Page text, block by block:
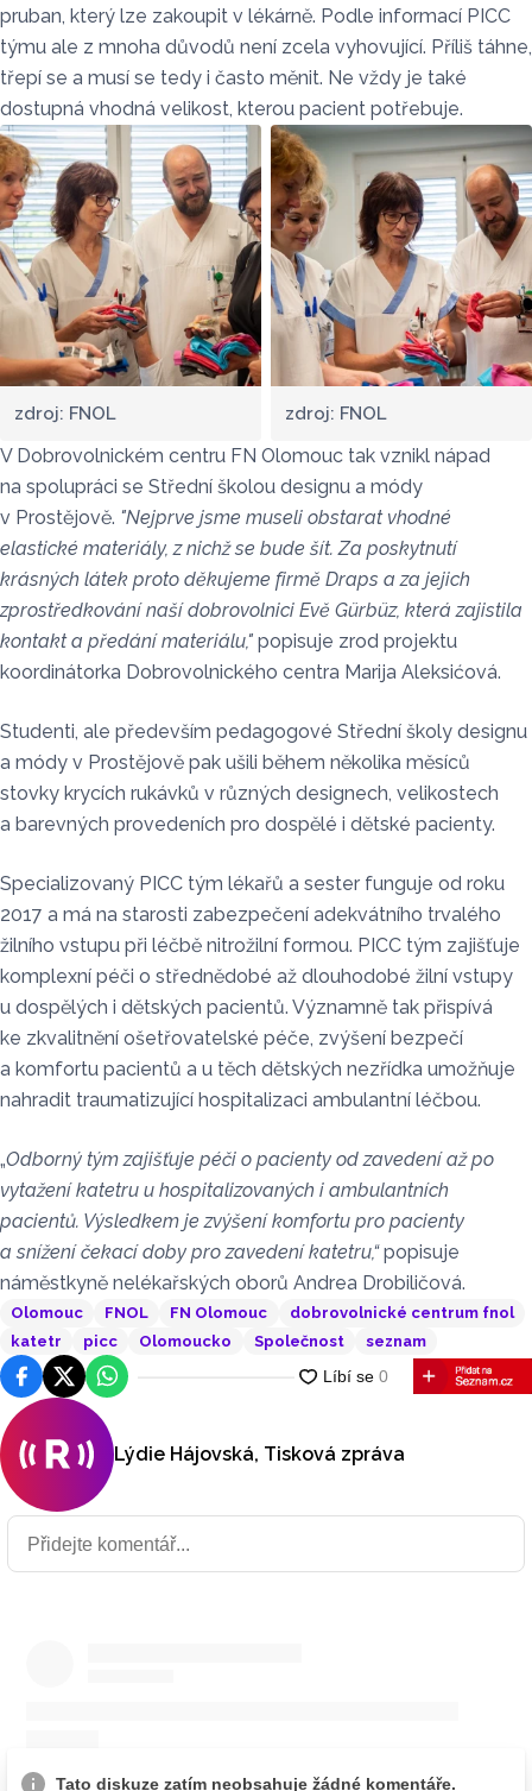
pruban, který lze zakoupit v lékárně. Podle informací PICC
týmu ale z mnoha důvodů není zcela vyhovující. Příliš táhne,
třepí se a musí se tedy i často měnit. Ne vždy je také
dostupná vhodná velikost, kterou pacient potřebuje.
zdroj: FNOL zdroj: FNOL
V Dobrovolnickém centru FN Olomouc tak vznikl nápad
na spolupráci se Střední školou designu a módy
v Prostějově. "Nejprve jsme museli obstarat vhodné
elastické materiály, z nichž se bude šít. Za poskytnutí
krásných látek proto děkujeme firmě Draps a za jejich
zprostředkování naší dobrovolnici Evě Gürbüz, která zajistila
kontakt a předání materiálu," popisuje zrod projektu
koordinátorka Dobrovolnického centra Marija Aleksićová.
Studenti, ale především pedagogové Střední školy designu
a módy v Prostějově pak ušili během několika měsíců
stovky krycích rukávků v různých designech, velikostech
a barevných provedeních pro dospělé i dětské pacienty.
Specializovaný PICC tým lékařů a sester funguje od roku
2017 a má na starosti zabezpečení adekvátního trvalého
žilního vstupu při léčbě nitrožilní formou. PICC tým zajišťuje
komplexní péči o střednědobé až dlouhodobé žilní vstupy
u dospělých i dětských pacientů. Významně tak přispívá
ke zkvalitnění ošetřovatelské péče, zvýšení bezpečí
a komfortu pacientů a u těch dětských nezřídka umožňuje
nahradit traumatizující hospitalizaci ambulantní léčbou.
„Odborný tým zajišťuje péči o pacienty od zavedení až po
vytažení katetru u hospitalizovaných i ambulantních
pacientů. Výsledkem je zvýšení komfortu pro pacienty
a snížení čekací doby pro zavedení katetru,“popisuje
náměstkyně nelékařských oborů Andrea Drobiličová.
Olomouc FNOL FN Olomouc
dobrovolnické centrum fnol
katetr
picc Olomoucko Společnost seznam
FacebookPlatforma X
WhatsApp
Lýdie Hájovská, Tisková zpráva